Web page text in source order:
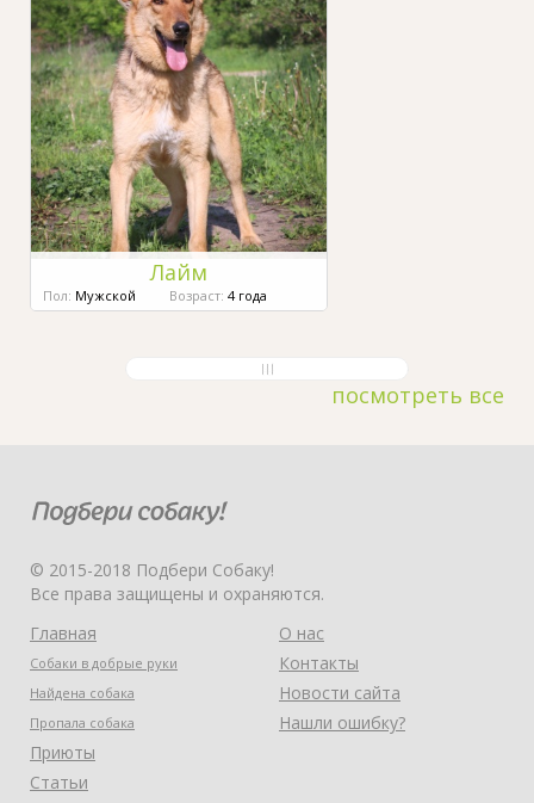
Лайм
Пол: Мужской Возраст: 4 года
посмотреть все
© 2015-2018 Подбери Собаку!
Все права защищены и охраняются.
Главная
Собаки в добрые руки
Найдена собака
Пропала собака
Приюты
Статьи
О нас
Контакты
Новости сайта
Нашли ошибку?